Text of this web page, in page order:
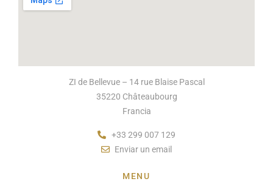
ZI de Bellevue – 14 rue Blaise Pascal
35220 Châteaubourg
Francia
+33 299 007 129
Enviar un email
MENU